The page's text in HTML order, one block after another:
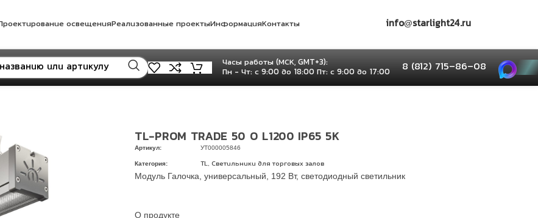
освещенияРеализованные проектыИнформацияКонтакты info@starlight24.ru
Часы работы (МСК, GMT+3):
Пн - Чт: с 9:00 до 18:00 Пт: с 9:00 до 17:00
8 (812) 715–86–08
TL-PROM TRADE 50 O L1200 IP65 5К
Артикул: УТ000005846
Категория: TL Светильники для торговых залов
Модуль Галочка, универсальный, 192 Вт, светодиодный светильник
О продукте